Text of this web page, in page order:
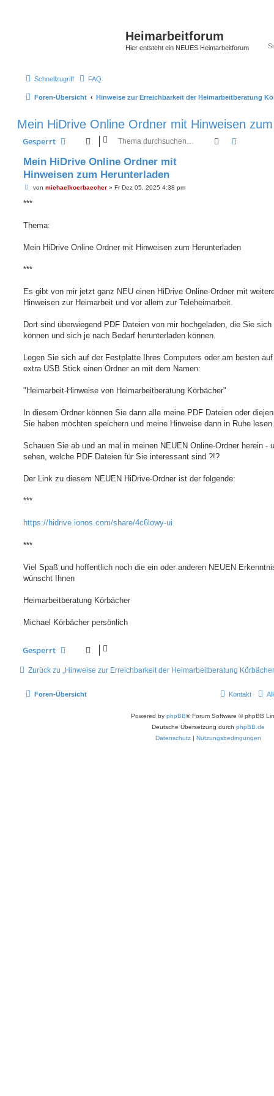
Heimarbeitforum
Hier entsteht ein NEUES Heimarbeitforum
Schnellzugriff FAQ
Foren-Übersicht Hinweise zur Erreichbarkeit der Heimarbeitberatung
Mein HiDrive Online Ordner mit Hinweisen
Gesperrt Suche
Mein HiDrive Online Ordner mit
Hinweisen zum Herunterladen
B
i
a
von michaelkoerbaecher» Fr Dez 05, 2025 4:38 pm
***
Thema:
Mein HiDrive Online Ordner mit Hinweisen zum Herunterladen
***
Es gibt von mir jetzt ganz NEU einen HiDrive Online-Ordner mit
Hinweisen zur Heimarbeit und vor allem zur Teleheimarbeit.
Dort sind überwiegend PDF Dateien von mir hochgeladen, die Sie sich
können und sich je nach Bedarf herunterladen können.
Legen Sie sich auf der Festplatte Ihres Computers oder am besten
extra USB Stick einen Ordner an mit dem Namen:
"Heimarbeit-Hinweise von Heimarbeitberatung Körbächer"
In diesem Ordner können Sie dann alle meine PDF Dateien oder
Sie haben möchten speichern und meine Hinweise dann in Ruhe lesen.
Schauen Sie ab und an mal in meinen NEUEN Online-Ordner herein -
sehen, welche PDF Dateien für Sie interessant sind ?!?
Der Link zu diesem NEUEN HiDrive-Ordner ist der folgende:
***
https://hidrive.ionos.com/share/4c6lowy-ui
***
Viel Spaß und hoffentlich noch die ein oder anderen NEUEN
wünscht Ihnen
Heimarbeitberatung Körbächer
Michael Körbächer persönlich
Gesperrt
Zurück zu „Hinweise zur Erreichbarkeit der Heimarbeitberatung
Foren-Übersicht Kontakt
Powered by phpBB® Forum Software © phpBB
Deutsche Übersetzung durch phpBB.de
Datenschutz | Nutzungsbedingungen